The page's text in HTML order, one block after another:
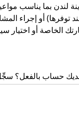
لندن بما يناسب
أو إجراء
الخاصة أو اختيار
حساب بالفعل؟